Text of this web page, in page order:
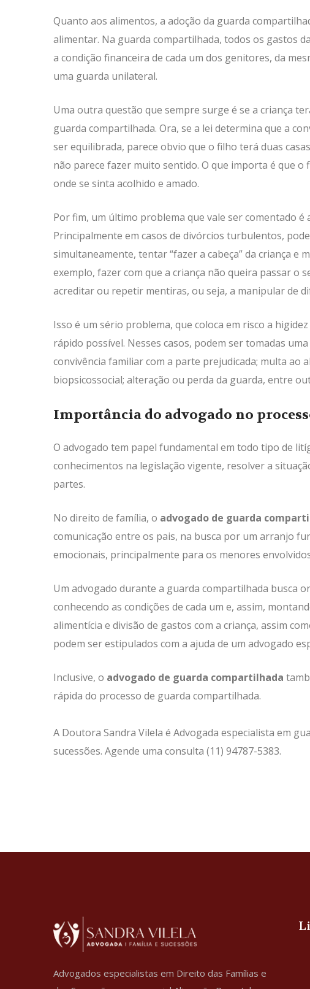
Quanto aos alimentos, a adoção da guarda
alimentar. Na guarda compartilhada, todos os gastos
a condição financeira de cada um dos genitores, da
uma guarda unilateral.
Uma outra questão que sempre surge é se a criança
guarda compartilhada. Ora, se a lei determina que a
ser equilibrada, parece obvio que o filho terá duas
não parece fazer muito sentido. O que importa é que
onde se sinta acolhido e amado.
Por fim, um último problema que vale ser comentado é
Principalmente em casos de divórcios turbulentos,
simultaneamente, tentar “fazer a cabeça” da criança e
exemplo, fazer com que a criança não queira passar o
acreditar ou repetir mentiras, ou seja, a manipular de
Isso é um sério problema, que coloca em risco a
rápido possível. Nesses casos, podem ser tomadas
convivência familiar com a parte prejudicada; multa ao
biopsicossocial; alteração ou perda da guarda, entre
Importância do advogado no
O advogado tem papel fundamental em todo tipo de
conhecimentos na legislação vigente, resolver a
partes.
No direito de família, o advogado de guarda
comunicação entre os pais, na busca por um arranjo
emocionais, principalmente para os menores
Um advogado durante a guarda compartilhada busca
conhecendo as condições de cada um e, assim,
alimentícia e divisão de gastos com a criança, assim
podem ser estipulados com a ajuda de um advogado
Inclusive, o advogado de guarda compartilhada
rápida do processo de guarda compartilhada.
A Doutora Sandra Vilela é Advogada especialista em
sucessões. Agende uma consulta (11) 94787-5383.
Advogados especialistas em Direito das Famílias e